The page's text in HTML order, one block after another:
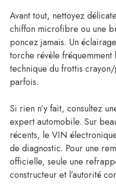
Avant tout, nettoyez
chiffon microfibre ou une
poncez jamais. Un
torche révèle fréquemment
technique du frottis
parfois.
Si rien n’y fait, consultez
expert automobile. Sur
récents, le VIN
de diagnostic. Pour une
officielle, seule une
constructeur et l’autorité